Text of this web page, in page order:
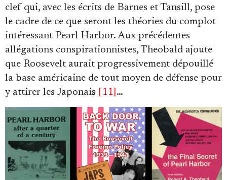
clef qui, avec les écrits de Barnes et Tansill, pose
le cadre de ce que seront les théories du complot
intéressant Pearl Harbor. Aux précédentes
allégations conspirationnistes, Theobald ajoute
que Roosevelt aurait progressivement dépouillé
la base américaine de tout moyen de défense pour
y attirer les Japonais
[11] …